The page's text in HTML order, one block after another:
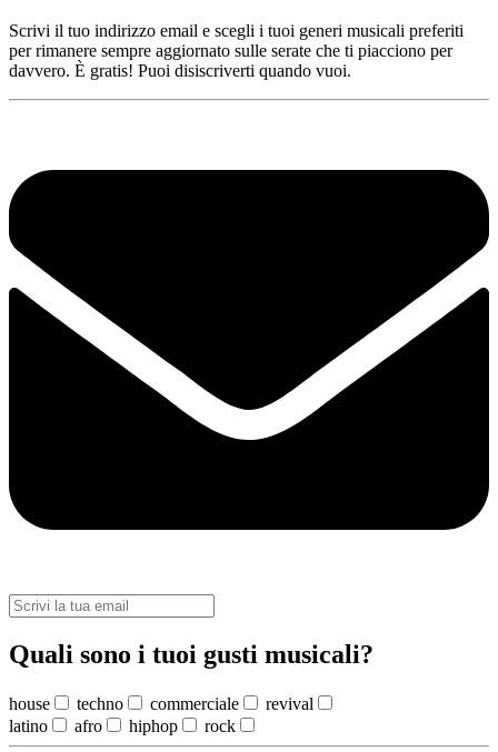
Scrivi il tuo indirizzo email e scegli i tuoi generi musicali preferiti
per rimanere sempre aggiornato sulle serate che ti piacciono per
davvero. È gratis! Puoi disiscriverti quando vuoi.
Quali sono i tuoi gusti musicali?
house techno commerciale
revival
latino
afro hiphop rock